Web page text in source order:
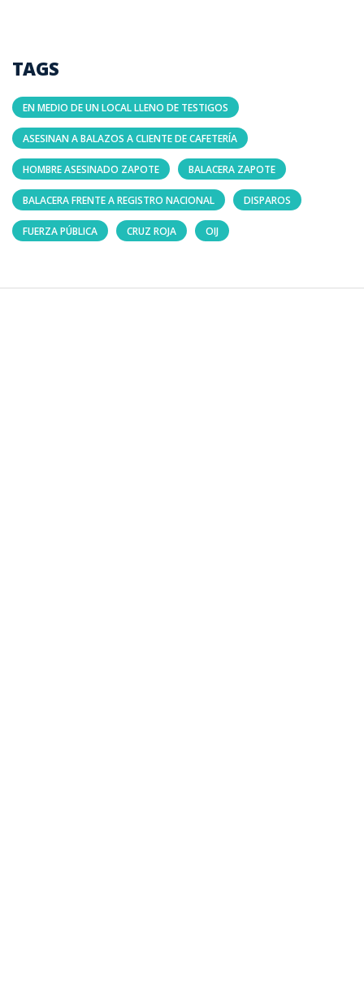
TAGS
EN MEDIO DE UN LOCAL LLENO DE TESTIGOS
ASESINAN A BALAZOS A CLIENTE DE CAFETERÍA
HOMBRE ASESINADO ZAPOTE BALACERA ZAPOTE
BALACERA FRENTE A REGISTRO NACIONAL DISPAROS
FUERZA PÚBLICA CRUZ ROJA OIJ